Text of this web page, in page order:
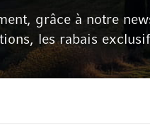
grâce à notre
les rabais